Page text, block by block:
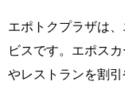
エポトクプラザは
ビスです。エポス
やレストランを割引